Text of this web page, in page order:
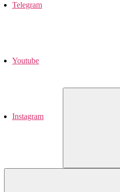
Telegram
Youtube
Instagram